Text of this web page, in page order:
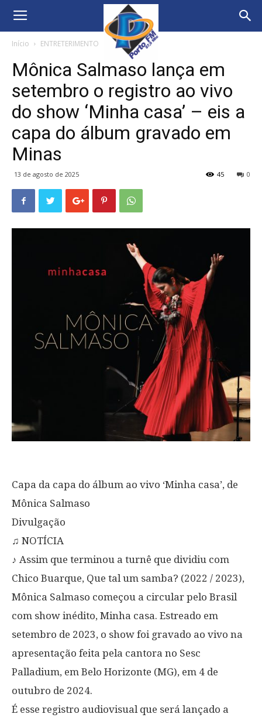
Início ENTRETERIMENTO
Mônica Salmaso lança em
setembro o registro ao vivo
do show ‘Minha casa’ – eis a
capa do álbum gravado em
Minas
13 de agosto de 2025 0
45
Capa da capa do álbum ao vivo ‘Minha casa’, de
Mônica Salmaso
Divulgação
♫ NOTÍCIA
♪ Assim que terminou a turnê que dividiu com
Chico Buarque, Que tal um samba? (2022 / 2023),
Mônica Salmaso começou a circular pelo Brasil
com show inédito, Minha casa. Estreado em
setembro de 2023, o show foi gravado ao vivo na
apresentação feita pela cantora no Sesc
Palladium, em Belo Horizonte (MG), em 4 de
outubro de 2024.
É esse registro audiovisual que será lançado a